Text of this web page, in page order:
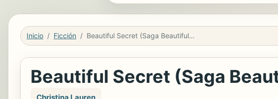
Inicio Ficción Beautiful Secret (Saga Beautiful 4)
Beautiful Secret (Saga